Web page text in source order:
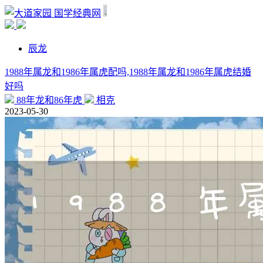
国学经典网
辰龙
1988年属龙和1986年属虎配吗,1988年属龙和1986年属虎结婚
好吗
88年龙和86年虎
相克
2023-05-30